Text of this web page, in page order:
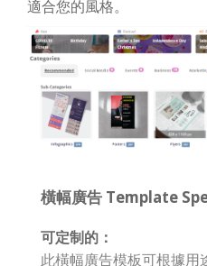
適合您的風格。
橫幅廣告 Template
可定制的：
此橫幅廣告模板可根據